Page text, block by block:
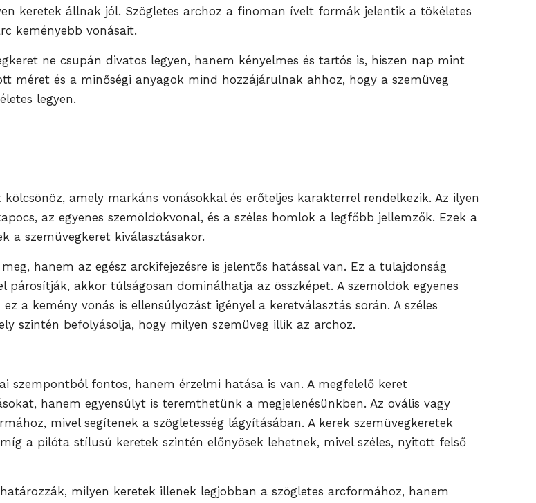
keretek állnak jól. Szögletes archoz a finoman ívelt formák jelentik a tökéletes
keményebb vonásait.
ne csupán divatos legyen, hanem kényelmes és tartós is, hiszen nap mint
méret és a minőségi anyagok mind hozzájárulnak ahhoz, hogy a szemüveg
legyen.
amely markáns vonásokkal és erőteljes karakterrel rendelkezik. Az ilyen
az egyenes szemöldökvonal, és a széles homlok a legfőbb jellemzők. Ezek a
a szemüvegkeret kiválasztásakor.
hanem az egész arckifejezésre is jelentős hatással van. Ez a tulajdonság
akkor túlságosan dominálhatja az összképet. A szemöldök egyenes
a kemény vonás is ellensúlyozást igényel a keretválasztás során. A széles
szintén befolyásolja, hogy milyen szemüveg illik az archoz.
szempontból fontos, hanem érzelmi hatása is van. A megfelelő keret
hanem egyensúlyt is teremthetünk a megjelenésünkben. Az ovális vagy
mivel segítenek a szögletesség lágyításában. A kerek szemüvegkeretek
a pilóta stílusú keretek szintén előnyösek lehetnek, mivel széles, nyitott felső
milyen keretek illenek legjobban a szögletes arcformához, hanem